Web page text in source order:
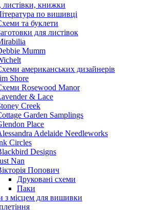
книжки
по вишивці
та буклети
для листівок
Mumm
американських дизайнерів
Shore
Rosewood Manor
& Lace
Creek
Garden Samplings
Place
Adelaide Needleworks
Circles
Designs
Nan
Попович
Друковані схеми
Паки
з місцем для вишивки